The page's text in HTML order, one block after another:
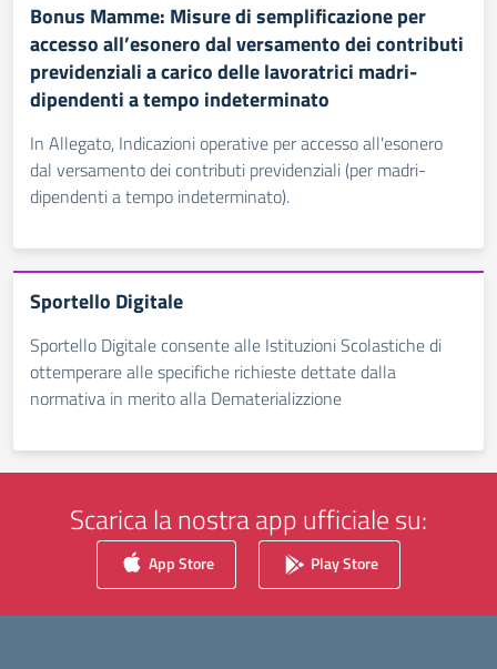
Bonus Mamme: Misure di semplificazione per
accesso all’esonero dal versamento dei contributi
previdenziali a carico delle lavoratrici madri-
dipendenti a tempo indeterminato
In Allegato, Indicazioni operative per accesso all'esonero
dal versamento dei contributi previdenziali (per madri-
dipendenti a tempo indeterminato).
Sportello Digitale
Sportello Digitale consente alle Istituzioni Scolastiche di
ottemperare alle specifiche richieste dettate dalla
normativa in merito alla Dematerializzione
Scarica la nostra app ufficiale su:
App Store Play Store